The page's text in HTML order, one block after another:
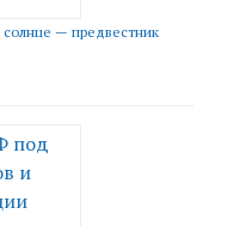
солнце — предвестник